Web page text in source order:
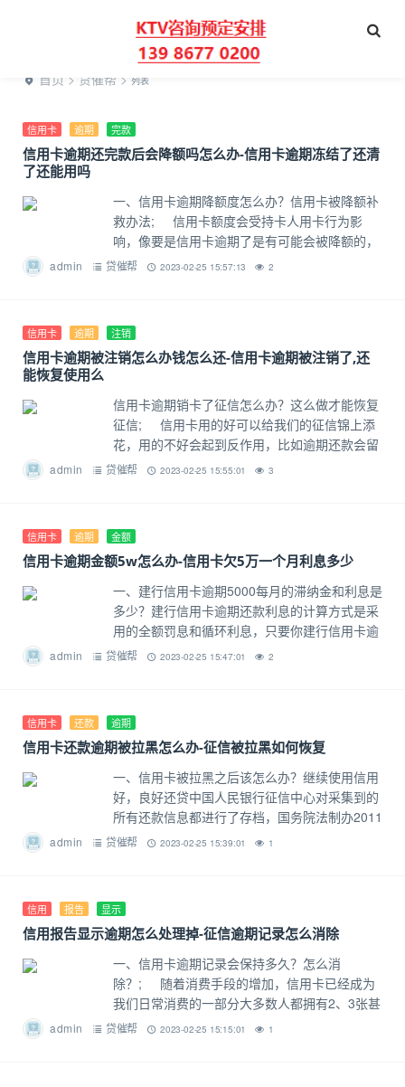
首页 > 贷催帮 > 列表
信用卡 逾期 完款
信用卡逾期还完款后会降额吗怎么办-信用卡逾期冻结了还清
了还能用吗
一、信用卡逾期降额度怎么办？信用卡被降额补
救办法; 信用卡额度会受持卡人用卡行为影
响，像要是信用卡逾期了是有可能会被降额的，
而额度降低了意味着消费水平降低，最好是尽快
admin 贷催帮 2023-02-25 15:57:13 2
信用卡 逾期 注销
信用卡逾期被注销怎么办钱怎么还-信用卡逾期被注销了,还
能恢复使用么
信用卡逾期销卡了征信怎么办？这么做才能恢复
征信; 信用卡用的好可以给我们的征信锦上添
花，用的不好会起到反作用，比如逾期还款会留
下信用污点。有的卡友为了消除不良信用记录，
admin 贷催帮 2023-02-25 15:55:01 3
信用卡 逾期 金额
信用卡逾期金额5w怎么办-信用卡欠5万一个月利息多少
一、建行信用卡逾期5000每月的滞纳金和利息是
多少？建行信用卡逾期还款利息的计算方式是采
用的全额罚息和循环利息，只要你建行信用卡逾
期，那么你所产生的消费金额将不再享受免息待
admin 贷催帮 2023-02-25 15:47:01 2
信用卡 还款 逾期
信用卡还款逾期被拉黑怎么办-征信被拉黑如何恢复
一、信用卡被拉黑之后该怎么办？继续使用信用
好，良好还贷中国人民银行征信中心对采集到的
所有还款信息都进行了存档，国务院法制办2011
年7月份公布的《征信管理条例(第二次征求意见
admin 贷催帮 2023-02-25 15:39:01 1
信用 报告 显示
信用报告显示逾期怎么处理掉-征信逾期记录怎么消除
一、信用卡逾期记录会保持多久？怎么消
除？; 随着消费手段的增加，信用卡已经成为
我们日常消费的一部分大多数人都拥有2、3张甚
至更多的信用卡，拥有这么多卡的同时，有时也
admin 贷催帮 2023-02-25 15:15:01 1